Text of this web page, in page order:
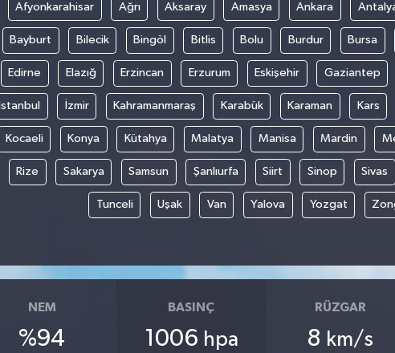
Afyonkarahisar Ağrı Aksaray Amasya Ankara
Bayburt Bilecik Bingöl Bitlis Bolu Burdur Bursa
Edirne Elazığ Erzincan Erzurum Eskişehir Gaziantep
İstanbul İzmir Kahramanmaraş Karabük Karaman Kars
Kocaeli Konya Kütahya Malatya Manisa Mardin
Rize Sakarya Samsun Şanlıurfa Siirt Sinop Sivas
Tunceli Uşak Van Yalova Yozgat
NEM
%94
BASINÇ
1006 hpa
RÜZGAR
8 km/s